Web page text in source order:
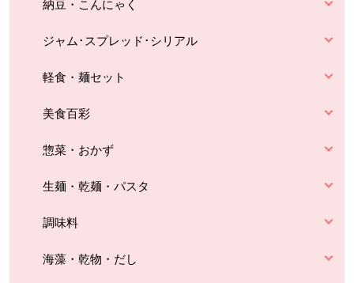
納豆・こんにゃく
ジャム･スプレッド･シリアル
軽食・麺セット
美食百彩
惣菜・おかず
生麺・乾麺・パスタ
調味料
海藻・乾物・だし